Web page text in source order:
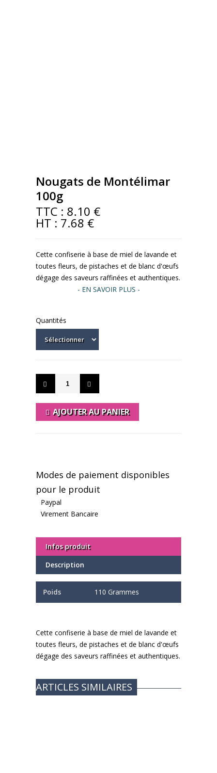
Nougats de Montélimar
100g
TTC : 8.10 €
HT : 7.68 €
Cette confiserie à base de miel de lavande et
toutes fleurs, de pistaches et de blanc d'œufs
dégage des saveurs raffinées et authentiques.
- EN SAVOIR PLUS -
Quantités
AJOUTER AU PANIER
Modes de paiement disponibles
pour le produit
Paypal
Virement Bancaire
Infos produit
Description
Poids 110 Grammes
Cette confiserie à base de miel de lavande et
toutes fleurs, de pistaches et de blanc d'œufs
dégage des saveurs raffinées et authentiques.
ARTICLES SIMILAIRES